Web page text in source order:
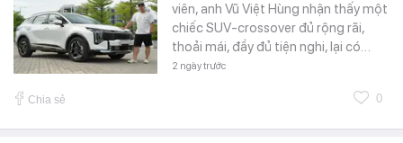
viên, anh Vũ Việt Hùng nhận thấy một
chiếc SUV-crossover đủ rộng rãi,
thoải mái, đầy đủ tiện nghi, lại có…
2 ngày trước
Chia sẻ 0